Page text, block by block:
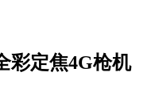
彩定焦4G枪机